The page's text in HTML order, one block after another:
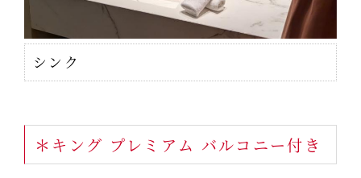
シンク
＊キング プレミアム バルコニー付き